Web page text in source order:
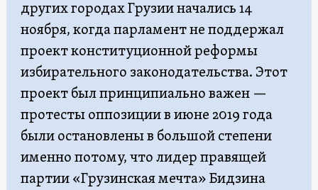
других городах Грузии начались 14
ноября, когда парламент не поддержал
проект конституционной реформы
избирательного законодательства. Этот
проект был принципиально важен —
протесты оппозиции в июне 2019 года
были остановлены в большой степени
именно потому, что лидер правящей
партии «Грузинская мечта» Бидзина